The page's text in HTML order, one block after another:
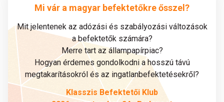
Mi vár a magyar befektetőkre ősszel?
Mit jelentenek az adózási és szabályozási változások
a befektetők számára?
Merre tart az állampapírpiac?
Hogyan érdemes gondolkodni a hosszú távú
megtakarításokról és az ingatlanbefektetésekről?
Klasszis Befektetői Klub